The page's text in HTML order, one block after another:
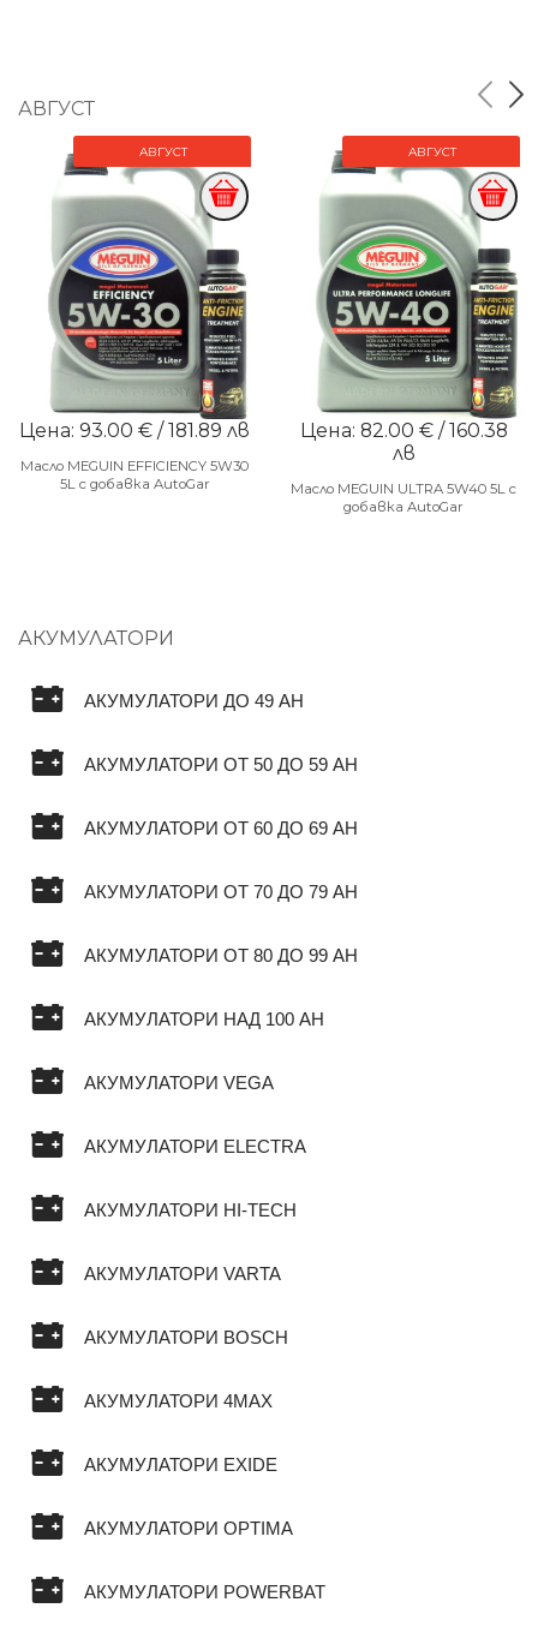
АВГУСТ
АВГУСТ
Цена: 93.00 € / 181.89 лв
Масло MEGUIN EFFICIENCY 5W30
5L с добавка AutoGar
АВГУСТ
Цена: 82.00 € / 160.38
лв
Масло MEGUIN ULTRA 5W40 5L с
добавка AutoGar
АКУМУЛАТОРИ
АКУМУЛАТОРИ ДО 49 AH
АКУМУЛАТОРИ ОТ 50 ДО 59 AH
АКУМУЛАТОРИ ОТ 60 ДО 69 AH
АКУМУЛАТОРИ ОТ 70 ДО 79 AH
АКУМУЛАТОРИ ОТ 80 ДО 99 AH
АКУМУЛАТОРИ НАД 100 AH
АКУМУЛАТОРИ VEGA
АКУМУЛАТОРИ ELECTRA
АКУМУЛАТОРИ HI-TECH
АКУМУЛАТОРИ VARTA
АКУМУЛАТОРИ BOSCH
АКУМУЛАТОРИ 4MAX
АКУМУЛАТОРИ EXIDE
АКУМУЛАТОРИ OPTIMA
АКУМУЛАТОРИ POWERBAT